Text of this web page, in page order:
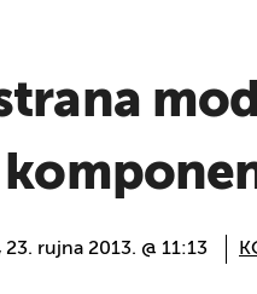
23. rujna 2013. @ 11:13